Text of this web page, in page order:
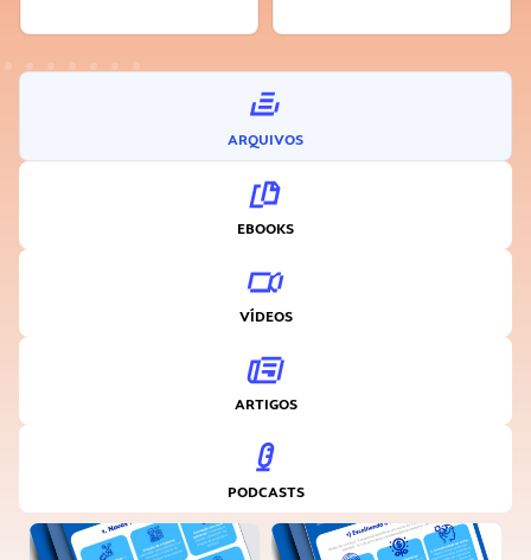
ARQUIVOS
EBOOKS
VÍDEOS
ARTIGOS
PODCASTS